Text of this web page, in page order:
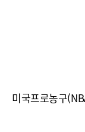
미국프로농구